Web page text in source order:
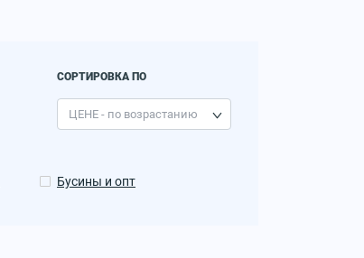
СОРТИРОВКА ПО
Бусины и опт